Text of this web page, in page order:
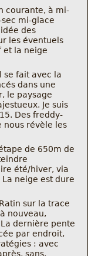
courante, à mi-
mi-glace
des
les éventuels
et la neige
se fait avec la
dans une
le paysage
Je suis
Des freddy-
nous révèle les
de 650m de
été/hiver, via
neige est dure
sur la trace
nouveau,
dernière pente
par endroit,
: avec
sans.